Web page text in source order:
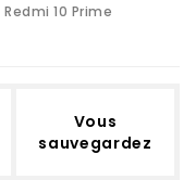
10 Prime
Vous
sauvegardez